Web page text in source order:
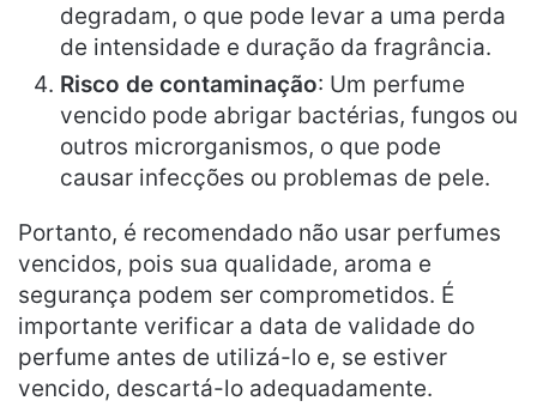
degradam, o que pode levar a uma perda
de intensidade e duração da fragrância.
Risco de contaminação: Um perfume
vencido pode abrigar bactérias, fungos ou
outros microrganismos, o que pode
causar infecções ou problemas de pele.
Portanto, é recomendado não usar perfumes
vencidos, pois sua qualidade, aroma e
segurança podem ser comprometidos. É
importante verificar a data de validade do
perfume antes de utilizá-lo e, se estiver
vencido, descartá-lo adequadamente.